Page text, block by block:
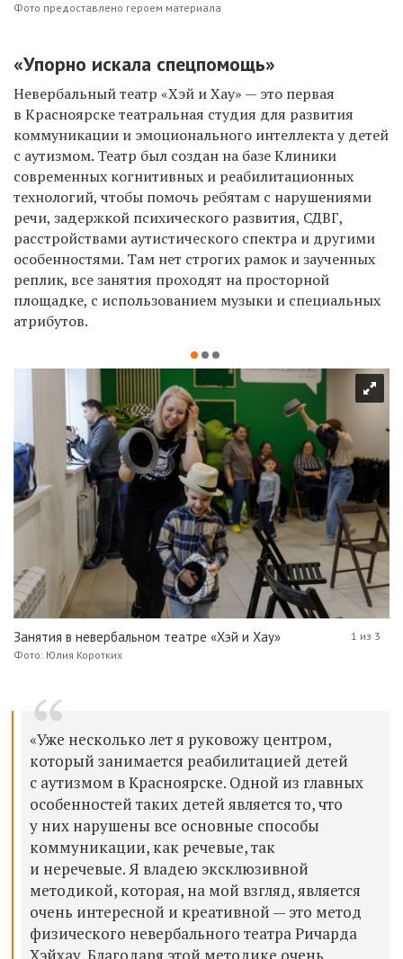
Фото предоставлено героем материала
«Упорно искала спецпомощь»
Невербальный театр «Хэй и Хау» — это первая
в Красноярске театральная студия для развития
коммуникации и эмоционального интеллекта у детей
с аутизмом. Театр был создан на базе Клиники
современных когнитивных и реабилитационных
технологий, чтобы помочь ребятам с нарушениями
речи, задержкой психического развития, СДВГ,
расстройствами аутистического спектра и другими
особенностями. Там нет строгих рамок и заученных
реплик, все занятия проходят на просторной
площадке, с использованием музыки и специальных
атрибутов.
Занятия в невербальном театре «Хэй и Хау»
Фото: Юлия Коротких
1 из 3
«Уже несколько лет я руковожу центром,
который занимается реабилитацией детей
с аутизмом в Красноярске. Одной из главных
особенностей таких детей является то, что
у них нарушены все основные способы
коммуникации, как речевые, так
и неречевые. Я владею эксклюзивной
методикой, которая, на мой взгляд, является
очень интересной и креативной — это метод
физического невербального театра Ричарда
Хэйхау. Благодаря этой методике очень